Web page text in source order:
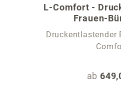
L-Comfort -
Frauen-
Druckentlastender
ab